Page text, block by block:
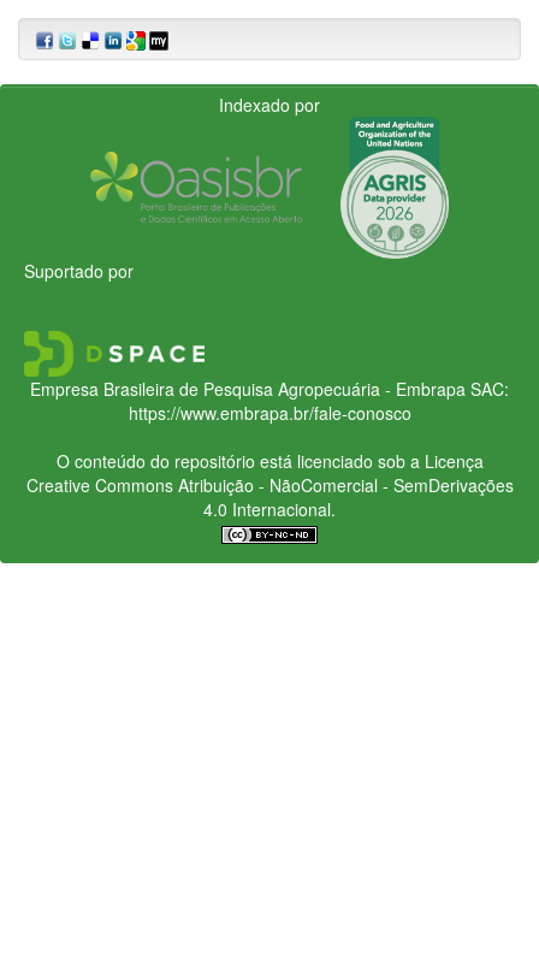
Indexado por
Suportado por
Empresa Brasileira de Pesquisa Agropecuária - Embrapa SAC:
https://www.embrapa.br/fale-conosco
O conteúdo do repositório está licenciado sob a Licença
Creative CommonsAtribuição - NãoComercial - SemDerivações
4.0 Internacional.